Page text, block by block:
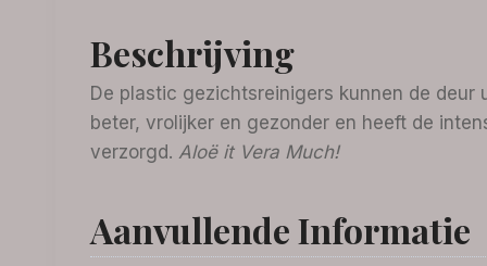
Beschrijving
De plastic gezichtsreinigers kunnen de deur
beter, vrolijker en gezonder en heeft de
verzorgd. Aloë it Vera Much!
Aanvullende Informatie